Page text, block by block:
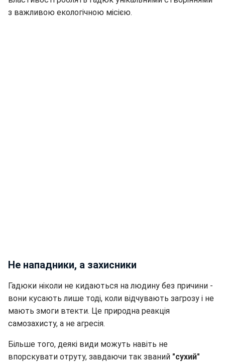
з важливою екологічною місією.
Не нападники, а захисники
Гадюки ніколи не кидаються на людину без причини -
вони кусають лише тоді, коли відчувають загрозу і не
мають змоги втекти. Це природна реакція
самозахисту, а не агресія.
Більше того, деякі види можуть навіть не
впорскувати отруту, завдаючи так званий "сухий"